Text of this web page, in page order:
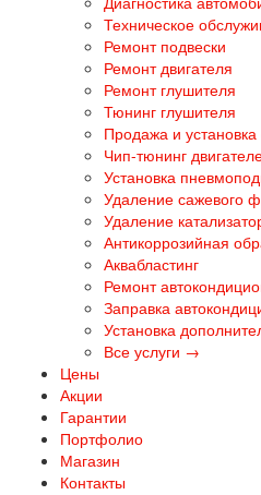
Техническое
Ремонт подвески
Ремонт двигателя
Ремонт глушителя
Тюнинг глушителя
Продажа и
Чип-тюнинг
Установка
Удаление сажевого
Удаление
Антикоррозийная
Аквабластинг
Ремонт
Заправка
Установка
Все услуги →
Цены
Акции
Гарантии
Портфолио
Магазин
Контакты